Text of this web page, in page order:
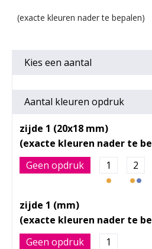
Kies een aantal
Aantal kleuren opdruk
zijde 1 (20x18 mm)
Geen opdruk 1 2
zijde 1 (mm)
Geen opdruk 1